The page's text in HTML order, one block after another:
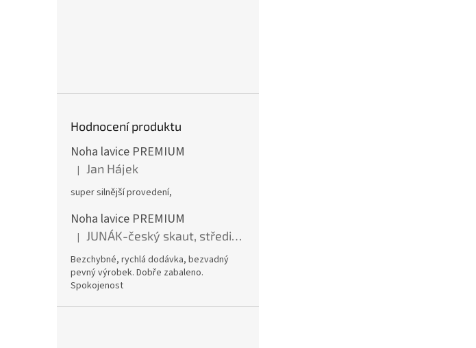
Hodnocení produktu
Noha lavice PREMIUM
Hodnocení produktu je 5 z 5 hvězdiček.
| Jan Hájek
super silnější provedení,
Noha lavice PREMIUM
Hodnocení produktu je 5 z 5 hvězdiček.
| JUNÁK-český skaut, středisko BOBŘI
Bezchybné, rychlá dodávka, bezvadný
pevný výrobek. Dobře zabaleno.
Spokojenost